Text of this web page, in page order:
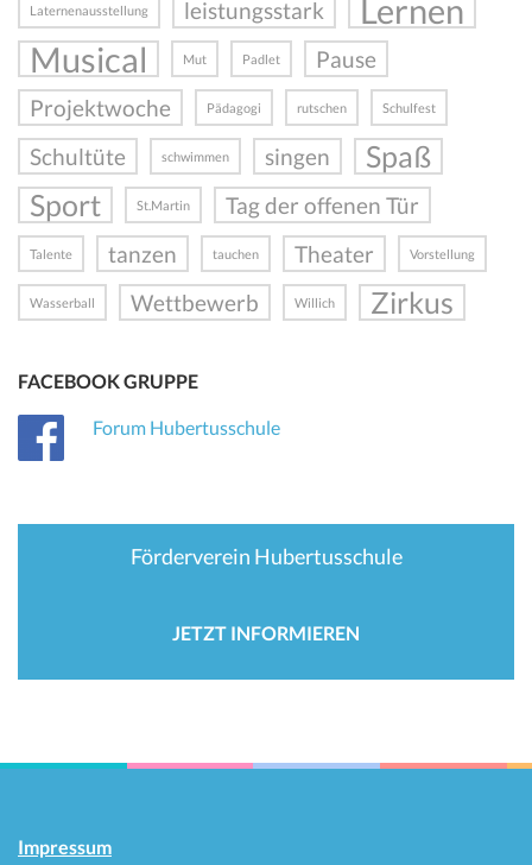
Laternenausstellung leistungsstark
Lernen
Musical
Mut Padlet
Pause
Projektwoche
Pädagogi rutschen Schulfest
Schultüte schwimmen singen
Spaß
Sport
St.Martin Tag der offenen Tür
Talente tanzen tauchen Theater Vorstellung
Wasserball Wettbewerb Willich Zirkus
FACEBOOK GRUPPE
Forum Hubertusschule
Förderverein Hubertusschule
JETZT INFORMIEREN
Impressum